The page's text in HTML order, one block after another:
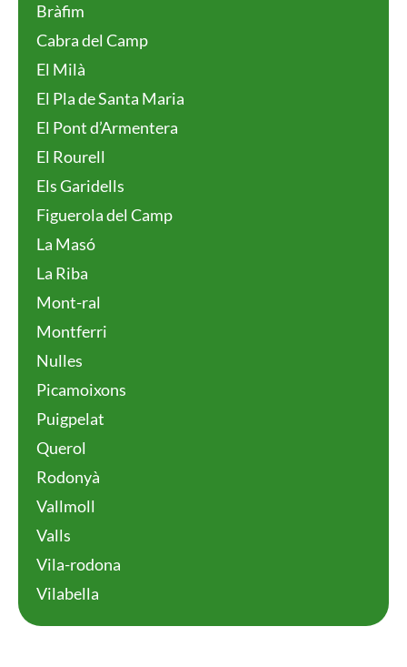
Bràfim
Cabra del Camp
El Milà
El Pla de Santa Maria
El Pont d’Armentera
El Rourell
Els Garidells
Figuerola del Camp
La Masó
La Riba
Mont-ral
Montferri
Nulles
Picamoixons
Puigpelat
Querol
Rodonyà
Vallmoll
Valls
Vila-rodona
Vilabella